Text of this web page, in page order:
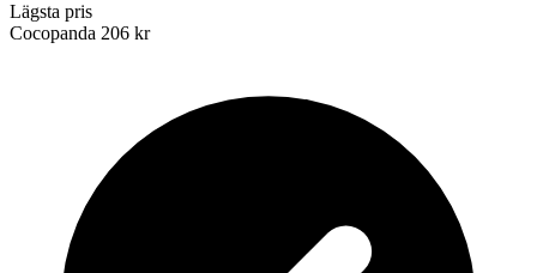
Lägsta pris
Cocopanda 206 kr